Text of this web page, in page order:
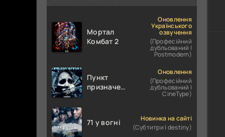
Мортал
Комбат 2
Оновлення
Українського
озвучення
(Професійний
дубльований |
Postmodern)
Пункт
призначення
Оновлення
(Професійний
дубльований |
CineType)
71 у вогні
Новинка на сайті
(Субтитри | destiny)